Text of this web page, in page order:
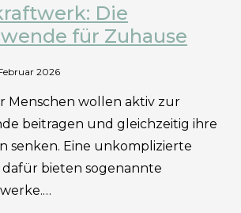
Die
für Zuhause
2026
Menschen wollen aktiv zur
beitragen und gleichzeitig ihre
senken. Eine unkomplizierte
bieten sogenannte